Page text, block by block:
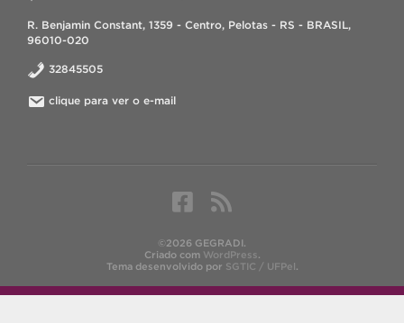
R. Benjamin Constant, 1359 - Centro, Pelotas - RS - BRASIL,
96010-020
32845505
clique para ver o e-mail
©2026 GEGRADI.
Criado com WordPress.
Tema desenvolvido por SGTIC / UFPel.